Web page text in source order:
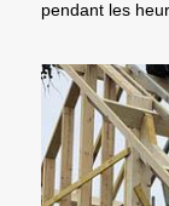
pendant les